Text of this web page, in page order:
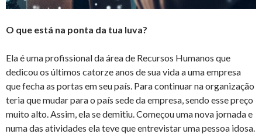
O que está na ponta da tua luva?
Ela é uma profissional da área de Recursos Humanos que
dedicou os últimos catorze anos de sua vida a uma empresa
que fecha as portas em seu país. Para continuar na organização
teria que mudar para o país sede da empresa, sendo esse preço
muito alto. Assim, ela se demitiu. Começou uma nova jornada e
numa das atividades ela teve que entrevistar uma pessoa idosa.